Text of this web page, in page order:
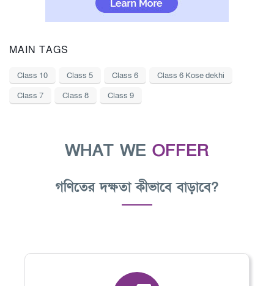
MAIN TAGS
Class 10 Class 5 Class 6
Class 6 Kose dekhi
Class 7
Class 8 Class 9
WHAT WE OFFER
গণিতের দক্ষতা কীভাবে বাড়াবে?